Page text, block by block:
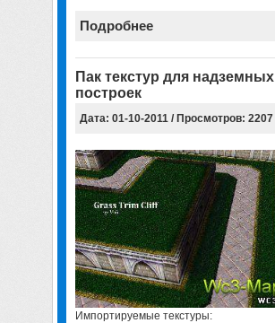
Подробнее
Пак текстур для надземных
построек
Дата: 01-10-2011 / Просмотров: 2207
Импортируемые текстуры: